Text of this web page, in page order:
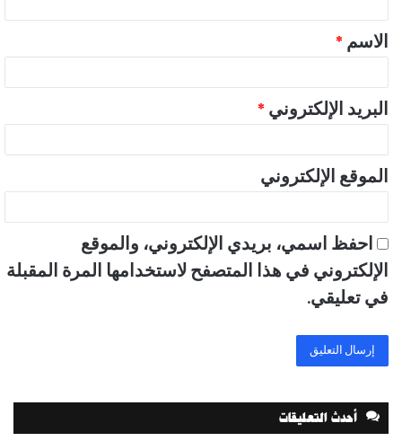
ق
*
الاسم *
البريد الإلكتروني *
الموقع الإلكتروني
احفظ اسمي، بريدي الإلكتروني، والموقع
الإلكتروني في هذا المتصفح لاستخدامها المرة المقبلة
في تعليقي.
أحدث التعليقات